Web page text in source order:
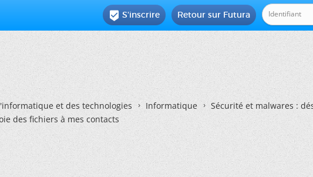
Retour sur Futura
 S'inscrire
et des technologies Informatique
Sécurité et malwares :
des fichiers à mes contacts